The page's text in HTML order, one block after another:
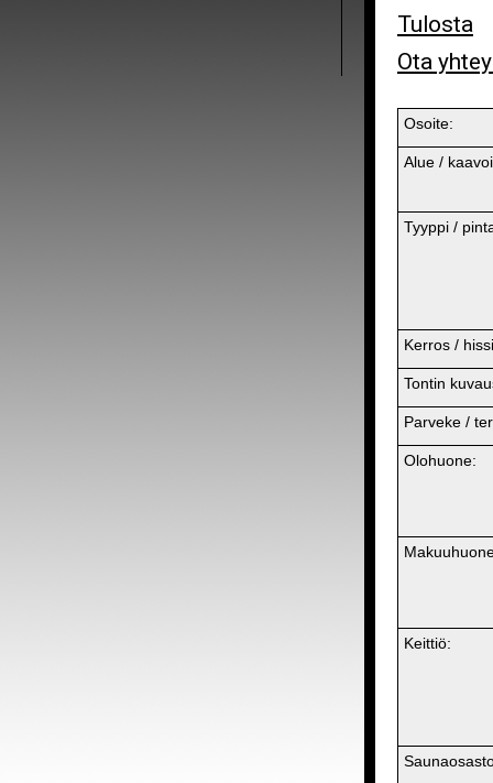
Tulosta
Ota
Osoite:
Alue /
Tyyppi /
Kerros /
Tontin
Parveke /
Olohuone:
Keittiö: